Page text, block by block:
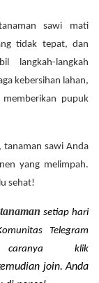
sawi mati
tidak tepat, dan
langkah-langkah
kebersihan lahan,
pupuk
tanaman sawi Anda
yang melimpah.
sehat!
setiap hari
Telegram
caranya klik
join. Anda